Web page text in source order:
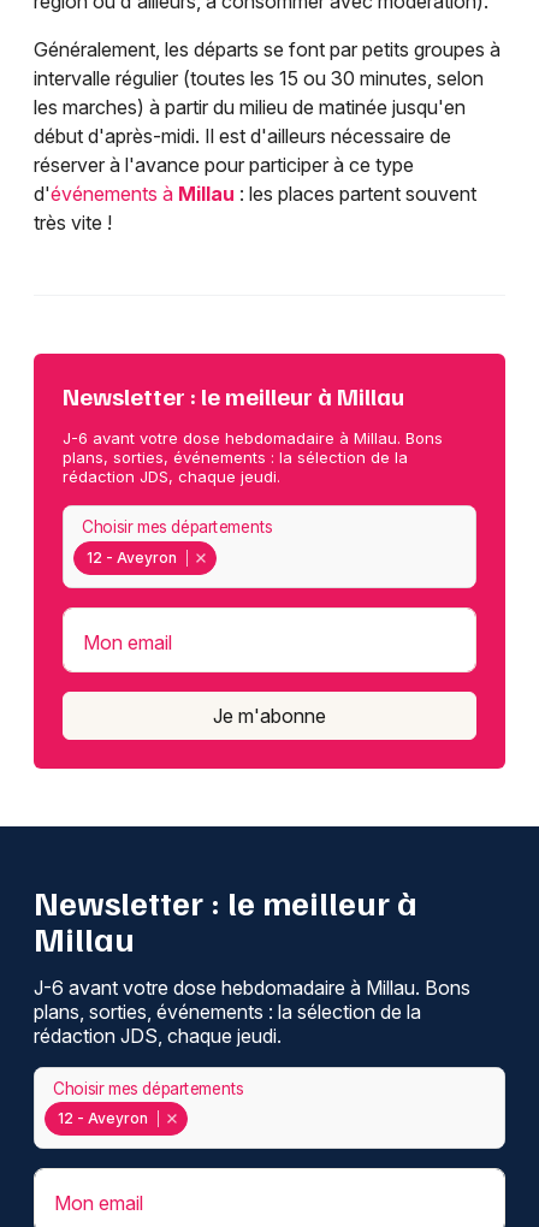
Généralement, les départs se font par petits groupes à
intervalle régulier (toutes les 15 ou 30 minutes, selon
les marches) à partir du milieu de matinée jusqu'en
début d'après-midi. Il est d'ailleurs nécessaire de
réserver à l'avance pour participer à ce type
d'événements à Millau : les places partent souvent
très vite !
Newsletter : le meilleur à Millau
J-6 avant votre dose hebdomadaire à Millau. Bons
plans, sorties, événements : la sélection de la
rédaction JDS, chaque jeudi.
12 - Aveyron
Choisir mes départements
Mon email
Je m'abonne
Newsletter : le meilleur à
Millau
J-6 avant votre dose hebdomadaire à Millau. Bons
plans, sorties, événements : la sélection de la
rédaction JDS, chaque jeudi.
12 - Aveyron
Choisir mes départements
Mon email